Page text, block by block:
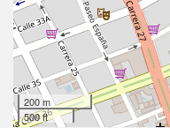
200 m
500 ft